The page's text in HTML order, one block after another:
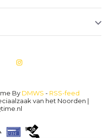
By DMWS - RSS-feed
van het Noorden |